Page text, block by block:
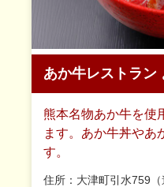
あか牛レストラン
熊本名物あか牛を使
ます。あか牛丼やあ
す。
住所：大津町引水759（